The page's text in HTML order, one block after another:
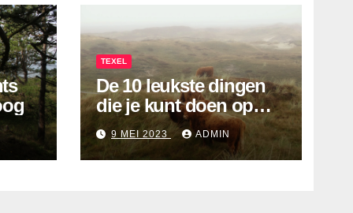
TEXEL
De 10 leukste dingen
die je kunt doen op
Texel!
9 MEI 2023 ADMIN